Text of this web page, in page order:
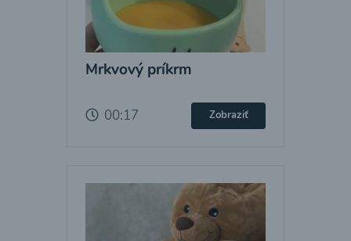
Mrkvový príkrm
00:17 Zobraziť